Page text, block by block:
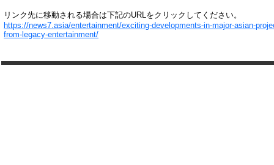
リンク先に移動される場合は下記のURLをクリックしてください。
https://news7.asia/entertainment/exciting-developments-in-major-asian-
from-legacy-entertainment/